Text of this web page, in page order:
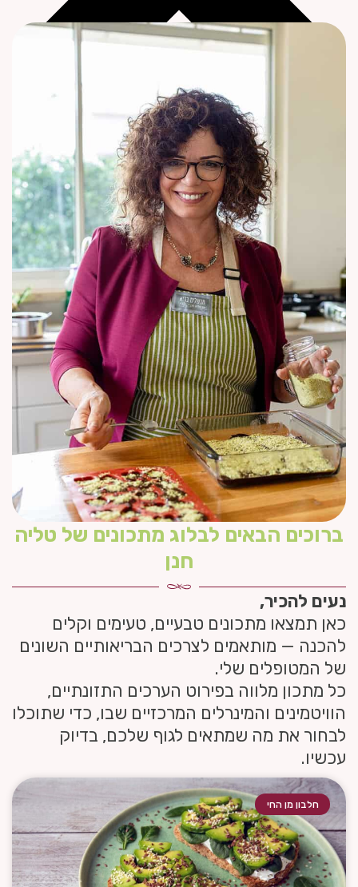
ברוכים הבאים לבלוג מתכונים של טליה
חנן
נעים להכיר,
כאן תמצאו מתכונים טבעיים, טעימים וקלים
להכנה — מותאמים לצרכים הבריאותיים השונים
של המטופלים שלי.
כל מתכון מלווה בפירוט הערכים התזונתיים,
הוויטמינים והמינרלים המרכזיים שבו, כדי שתוכלו
לבחור את מה שמתאים לגוף שלכם, בדיוק
עכשיו.
חלבון מן החי